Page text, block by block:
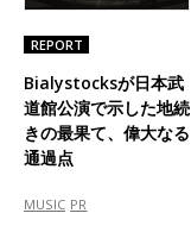
REPORT
Bialystocksが日本武
道館公演で示した地続
きの最果て、偉大なる
通過点
MUSIC PR